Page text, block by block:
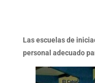
Las escuelas de
personal adecuado